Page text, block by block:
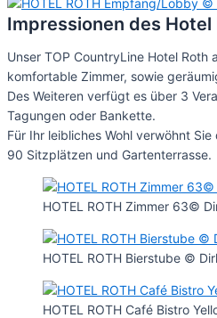
Impressionen des Hotel
Unser TOP CountryLine Hotel
komfortable Zimmer, sowie
Des Weiteren verfügt es über 3
Tagungen oder Bankette.
Für Ihr leibliches Wohl verwöhnt
90 Sitzplätzen und Gartenterrasse.
HOTEL ROTH Zimmer 63©
HOTEL ROTH Bierstube ©
HOTEL ROTH Café Bistro